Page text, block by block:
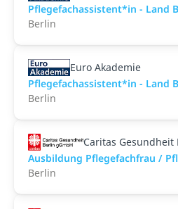
Pflegefachassistent*in - Land
Berlin
Euro Akademie
Pflegefachassistent*in - Land
Berlin
Caritas Gesundheit
Ausbildung Pflegefachfrau /
Berlin